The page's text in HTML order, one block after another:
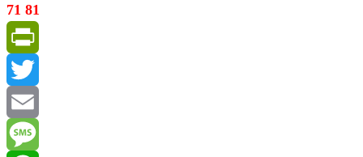
71 81
PrintFriendly
Twitter
Email